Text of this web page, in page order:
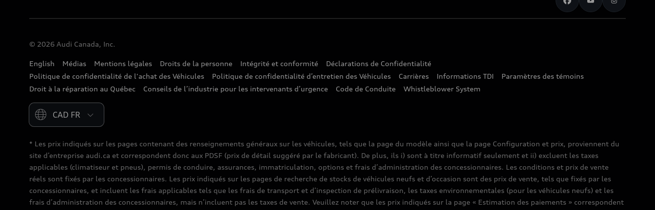
© 2026 Audi Canada, Inc.
English Médias Mentions légales Droits de la personne Intégrité et conformité
Déclarations de Confidentialité
Politique de confidentialité de l'achat des Véhicules
Politique de confidentialité d’entretien des Véhicules Carrières Informations TDI
Paramètres des témoins
Droit à la réparation au Québec
Conseils de l’industrie pour les intervenants d’urgence Code de Conduite Whistleblower System
Please select country
* Les prix indiqués sur les pages contenant des renseignements généraux sur les véhicules, tels que la page du modèle ainsi que la page Configuration et prix, proviennent du
site d’entreprise audi.ca et correspondent donc aux PDSF (prix de détail suggéré par le fabricant). De plus, ils i) sont à titre informatif seulement et ii) excluent les taxes
applicables (climatiseur et pneus), permis de conduire, assurances, immatriculation, options et frais d’administration des concessionnaires. Les conditions et prix de vente
réels sont fixés par les concessionnaires. Les prix indiqués sur les pages de recherche de stocks de véhicules neufs et d’occasion sont des prix de vente, tels que fixés par les
concessionnaires, et incluent les frais applicables tels que les frais de transport et d’inspection de prélivraison, les taxes environnementales (pour les véhicules neufs) et les
frais d’administration des concessionnaires, mais n’incluent pas les taxes de vente. Veuillez noter que les prix indiqués sur la page « Estimation des paiements » correspondent